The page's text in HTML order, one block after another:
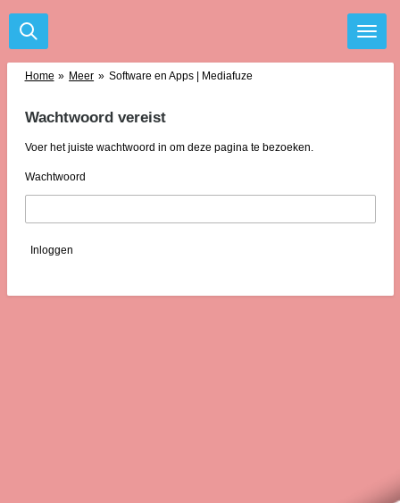
Ga
direct
Home » Meer » Software en Apps | Mediafuze
Wachtwoord vereist
Voer het juiste wachtwoord in om deze pagina te bezoeken.
Wachtwoord
Inloggen